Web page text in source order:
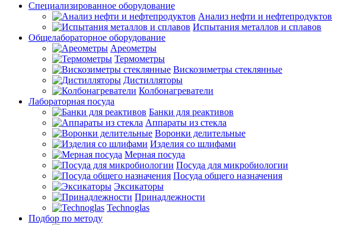
Специализированное оборудование
Анализ нефти и нефтепродуктов
Испытания металлов и сплавов
Общелабораторное оборудование
Ареометры
Термометры
Вискозиметры стеклянные
Дистилляторы
Колбонагреватели
Лабораторная посуда
Банки для реактивов
Аппараты из стекла
Воронки делительные
Изделия со шлифами
Мерная посуда
Посуда для микробиологии
Посуда общего назначения
Эксикаторы
Принадлежности
Technoglas
Подбор по методу